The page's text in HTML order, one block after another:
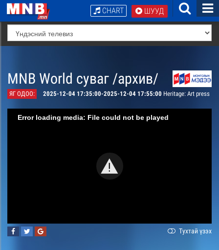
ШУУД
CHART
MNB World суваг /архив/
ЯГ ОДОО: 2025-12-04 17:35:00-2025-12-04 17:55:00 Heritage: Art press
Error loading media: File could not be played
Тухтай үзэх